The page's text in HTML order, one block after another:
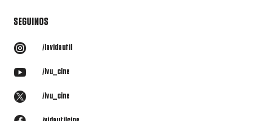
SEGUINOS
 /lavidautil
 /lvu_cine
 /lvu_cine